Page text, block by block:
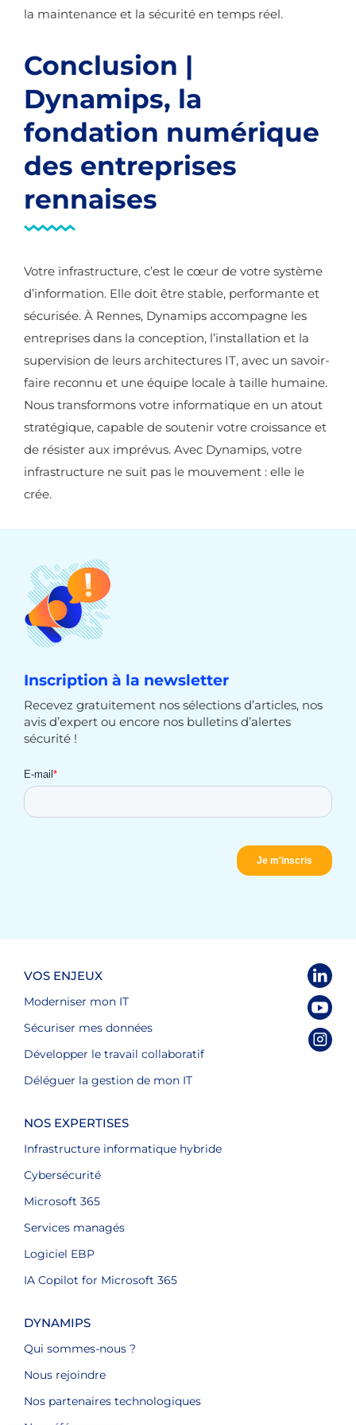
la maintenance et la sécurité en temps réel.
Conclusion |
Dynamips, la
fondation numérique
des entreprises
rennaises
Votre infrastructure, c’est le cœur de votre système
d’information. Elle doit être stable, performante et
sécurisée. À Rennes, Dynamips accompagne les
entreprises dans la conception, l’installation et la
supervision de leurs architectures IT, avec un savoir-
faire reconnu et une équipe locale à taille humaine.
Nous transformons votre informatique en un atout
stratégique, capable de soutenir votre croissance et
de résister aux imprévus. Avec Dynamips, votre
infrastructure ne suit pas le mouvement : elle le
crée.
Inscription à la newsletter
Recevez gratuitement nos sélections d’articles, nos
avis d’expert ou encore nos bulletins d’alertes
sécurité !
VOS ENJEUX
Moderniser mon IT
Sécuriser mes données
Développer le travail collaboratif
Déléguer la gestion de mon IT
NOS EXPERTISES
Infrastructure informatique hybride
Cybersécurité
Microsoft 365
Services managés
Logiciel EBP
IA Copilot for Microsoft 365
DYNAMIPS
Qui sommes-nous ?
Nous rejoindre
Nos partenaires technologiques